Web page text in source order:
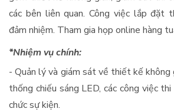
các bên liên quan. Công việc lắp đặt
đảm nhiệm. Tham gia họp online hàng
*Nhiệm vụ chính:
- Quản lý và giám sát về thiết kế không
thống chiếu sáng LED, các công việc
chức sự kiện.